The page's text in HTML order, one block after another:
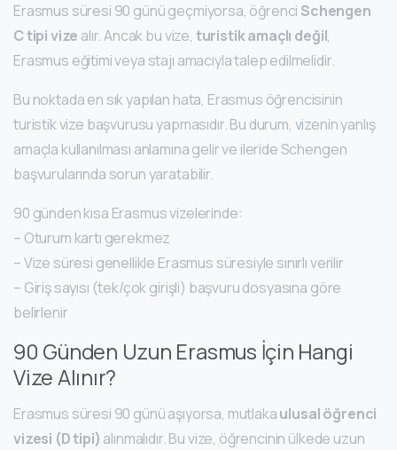
Erasmus süresi 90 günü geçmiyorsa, öğrenci Schengen
C tipi vize alır. Ancak bu vize, turistik amaçlı değil,
Erasmus eğitimi veya stajı amacıyla talep edilmelidir.
Bu noktada en sık yapılan hata, Erasmus öğrencisinin
turistik vize başvurusu yapmasıdır. Bu durum, vizenin yanlış
amaçla kullanılması anlamına gelir ve ileride Schengen
başvurularında sorun yaratabilir.
90 günden kısa Erasmus vizelerinde:
– Oturum kartı gerekmez
– Vize süresi genellikle Erasmus süresiyle sınırlı verilir
– Giriş sayısı (tek/çok girişli) başvuru dosyasına göre
belirlenir
90 Günden Uzun Erasmus İçin Hangi
Vize Alınır?
Erasmus süresi 90 günü aşıyorsa, mutlakaulusal öğrenci
vizesi (D tipi) alınmalıdır. Bu vize, öğrencinin ülkede uzun